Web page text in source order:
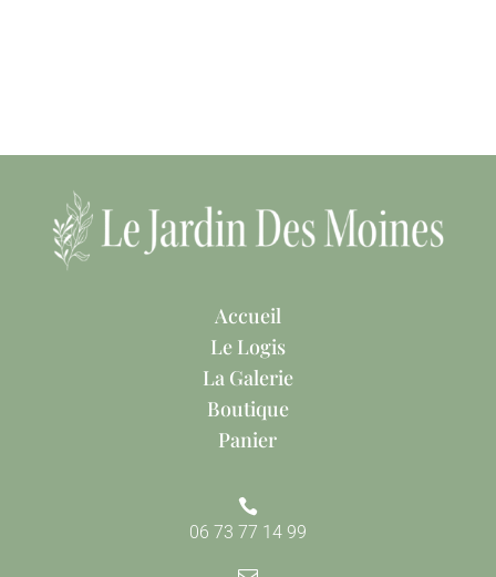
Accueil
Le Logis
La Galerie
Boutique
Panier

06 73 77 14 99